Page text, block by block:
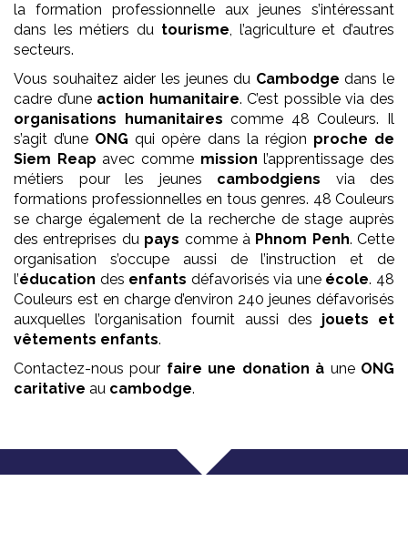
la formation professionnelle aux jeunes s’intéressant
dans les métiers du tourisme, l’agriculture et d’autres
secteurs.
Vous souhaitez aider les jeunes du Cambodge dans le
cadre d’une action humanitaire. C’est possible via des
organisations humanitaires comme 48 Couleurs. Il
s’agit d’une ONG qui opère dans la région proche de
Siem Reap avec comme mission l’apprentissage des
métiers pour les jeunes cambodgiens via des
formations professionnelles en tous genres. 48 Couleurs
se charge également de la recherche de stage auprès
des entreprises du pays comme à Phnom Penh. Cette
organisation s’occupe aussi de l’instruction et de
l’éducation des enfants défavorisés via une école. 48
Couleurs est en charge d’environ 240 jeunes défavorisés
auxquelles l’organisation fournit aussi des jouets et
vêtements enfants.
Contactez-nous pour faire une donation à une ONG
caritative au cambodge.